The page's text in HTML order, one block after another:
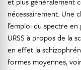
nécessairement. Une
l’emploi du spectre
URSS à propos de la
en effet la
formes moyennes,